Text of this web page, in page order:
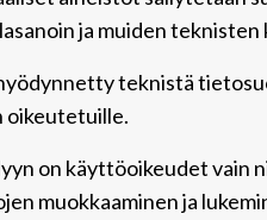
ja muiden
teknistä
oikeutetuille.
on käyttöoikeudet vain
muokkaaminen ja